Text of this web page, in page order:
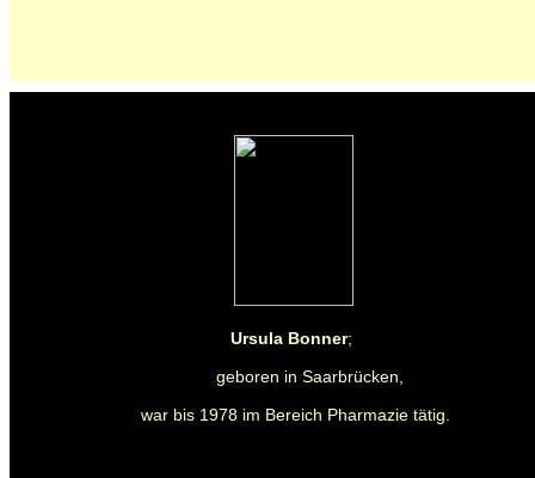
Ursula Bonner;
geboren in Saarbrücken,
war bis 1978 im Bereich Pharmazie tätig.